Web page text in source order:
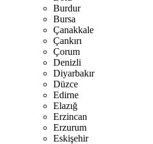
Burdur
Bursa
Çanakkale
Çankırı
Çorum
Denizli
Diyarbakır
Düzce
Edirne
Elazığ
Erzincan
Erzurum
Eskişehir